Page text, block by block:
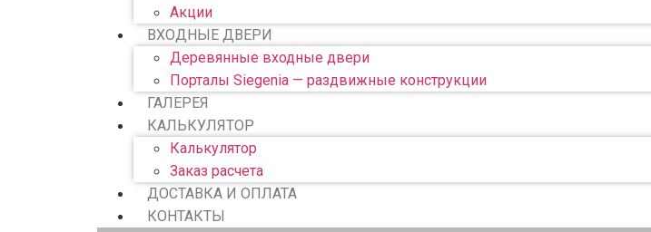
Акции
ВХОДНЫЕ ДВЕРИ
Деревянные входные двери
Порталы Siegenia — раздвижные конструкции
ГАЛЕРЕЯ
КАЛЬКУЛЯТОР
Калькулятор
Заказ расчета
ДОСТАВКА И ОПЛАТА
КОНТАКТЫ